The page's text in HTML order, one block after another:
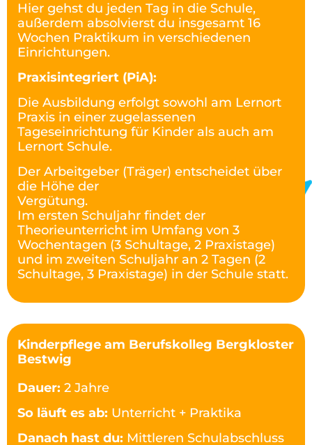
Hier gehst du jeden Tag in die Schule,
außerdem absolvierst du insgesamt 16
Wochen Praktikum in verschiedenen
Einrichtungen.
Praxisintegriert (PiA):
Die Ausbildung erfolgt sowohl am Lernort
Praxis in einer zugelassenen
Tageseinrichtung für Kinder als auch am
Lernort Schule.
Der Arbeitgeber (Träger) entscheidet über
die Höhe der
Vergütung.
Im ersten Schuljahr findet der
Theorieunterricht im Umfang von 3
Wochentagen (3 Schultage, 2 Praxistage)
und im zweiten Schuljahr an 2 Tagen (2
Schultage, 3 Praxistage) in der Schule statt.
Kinderpflege am Berufskolleg Bergkloster
Bestwig
Dauer: 2 Jahre
So läuft es ab: Unterricht + Praktika
Danach hast du: Mittleren Schulabschluss